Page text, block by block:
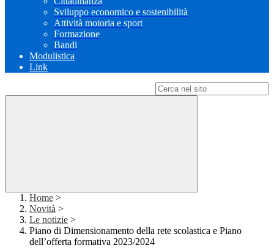
Sviluppo economico e sostenibilità
Attività motoria e sport
Formazione
Bandi
Modulistica
Link
Home >
Novità >
Le notizie >
Piano di Dimensionamento della rete scolastica e Piano
dell’offerta formativa 2023/2024